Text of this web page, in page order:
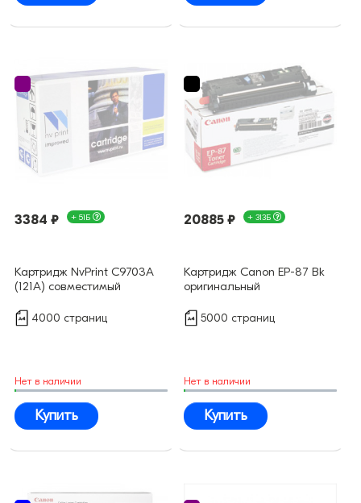
3384 ₽ + 51Б
Картридж NvPrint C9703A
(121A) совместимый
4000 страниц
Нет в наличии
Купить
20885 ₽ + 313Б
Картридж Canon EP-87 Bk
оригинальный
5000 страниц
Нет в наличии
Купить